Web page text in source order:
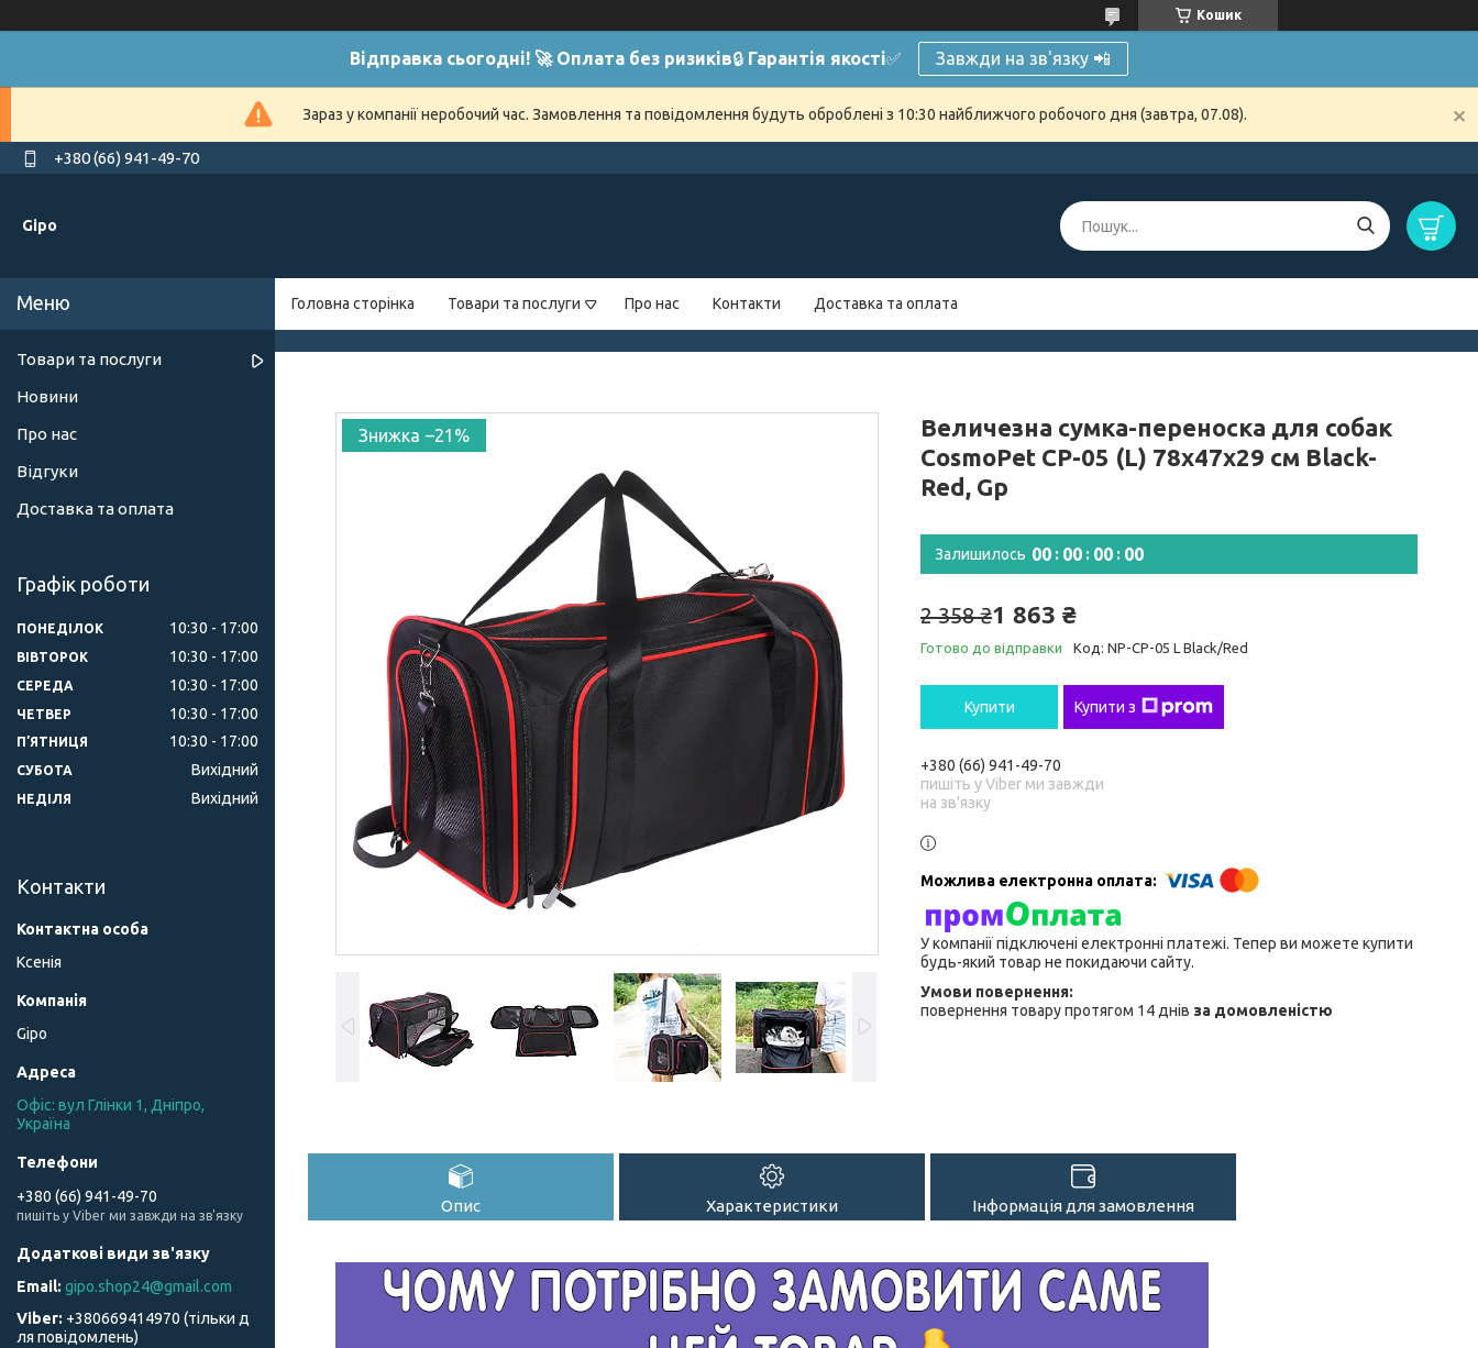
Кошик
Відправка сьогодні! 🚀 Оплата без ризиків🔒 Гарантія якості✅ Завжди на зв'язку 📲
Зараз у компанії неробочий час. Замовлення та повідомлення будуть оброблені з 10:30 найближчого робочого дня (завтра, 07.08).
+380 (66) 941-49-70
Gipo
Головна сторінка Товари та послуги Про нас Контакти Доставка та оплата
–21%
Величезна сумка-переноска для собак
CosmoPet CP-05 (L) 78x47x29 см Black-
Red, Gp
Залишилось 00 00 00 00
2 358 ₴1 863 ₴
Готово до відправки Код: NP-CP-05 L Black/Red
Купити Купити з
+380 (66) 941-49-70
пишіть у Viber ми завжди
на зв'язку
У компанії підключені електронні платежі. Тепер ви можете купити
будь-який товар не покидаючи сайту.
повернення товару протягом 14 днів за домовленістю
Опис Характеристики Інформація для замовлення
Товари та послуги
Новини
Про нас
Відгуки
Доставка та оплата
Графік роботи
ПОНЕДІЛОК 10:30 17:00
ВІВТОРОК 10:30 17:00
СЕРЕДА 10:30 17:00
ЧЕТВЕР 10:30 17:00
ПʼЯТНИЦЯ 10:30 17:00
СУБОТА Вихідний
НЕДІЛЯ Вихідний
Контакти
Ксенія
Gipo
Офіс: вул Глінки 1, Дніпро,
Україна
+380 (66) 941-49-70
пишіть у Viber ми завжди на зв'язку
gipo.shop24@gmail.com
+380669414970 (тільки д
ля повідомлень)